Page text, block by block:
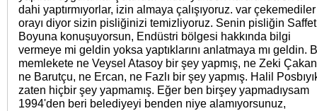
dahi yaptırmıyorlar, izin almaya çalışıyoruz. var çekemediler
orayı diyor sizin pisliğinizi temizliyoruz. Senin pisliğin
Boyuna konuşuyorsun, Endüstri bölgesi hakkında bilgi
vermeye mi geldin yoksa yaptıklarını anlatmaya mı geldin.
memlekete ne Veysel Atasoy bir şey yapmış, ne Zeki
ne Barutçu, ne Ercan, ne Fazlı bir şey yapmış. Halil
zaten hiçbir şey yapmamış. Eğer ben birşey yapmadıysam
1994'den beri belediyeyi benden niye alamıyorsunuz,